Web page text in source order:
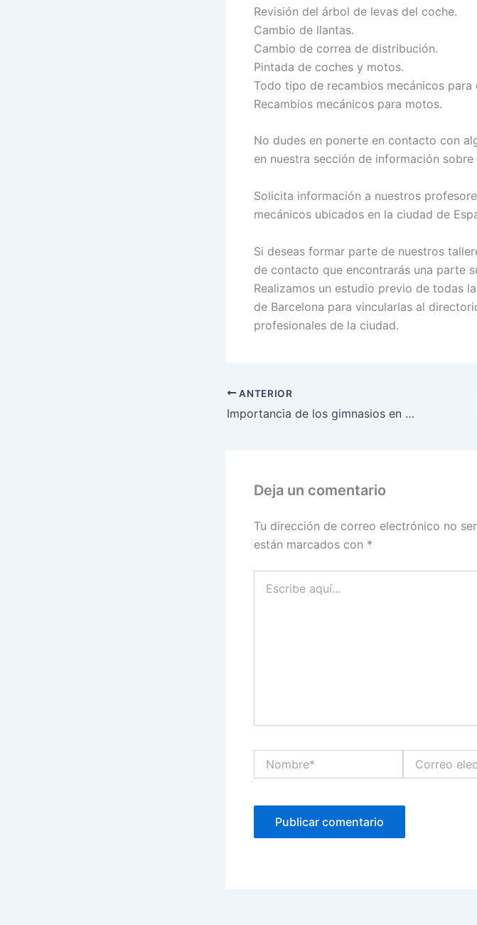
Revisión del árbol de levas del coche.
Cambio de llantas.
Cambio de correa de distribución.
Pintada de coches y motos.
Todo tipo de recambios mecánicos para
Recambios mecánicos para motos.
No dudes en ponerte en contacto con
en nuestra sección de información
Solicita información a nuestros
mecánicos ubicados en la ciudad de
Si deseas formar parte de nuestros
de contacto que encontrarás una parte
Realizamos un estudio previo de todas
de Barcelona para vincularlas al
profesionales de la ciudad.
ANTERIOR
Importancia de los gimnasios en la salud de las personas
Deja un comentario
Tu dirección de correo electrónico no
están marcados con *
aquí...
electrónico*